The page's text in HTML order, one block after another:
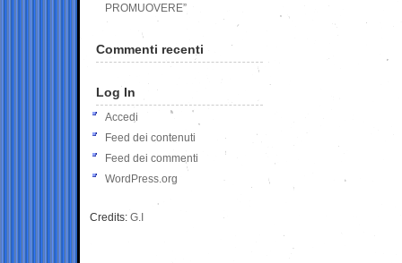
PROMUOVERE”
Commenti recenti
Log In
Accedi
Feed dei contenuti
Feed dei commenti
WordPress.org
Credits: G.I